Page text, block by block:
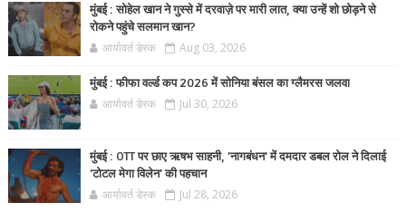
मुंबई : सोहेल खान ने गुस्से में दरवाज़े पर मारी लात, क्या उन्हें शो छोड़ने से
रोकने पहुंचे सलमान खान?
आर्यावर्त डेस्क Aug 03, 2026
मुंबई : फीफा वर्ल्ड कप 2026 में सोनिया बंसल का ग्लैमरस जलवा
आर्यावर्त डेस्क Jul 30, 2026
मुंबई : OTT पर छाए ऋषभ साहनी, 'नागबंधन' में दमदार डबल रोल ने दिलाई
'टोटल मेगा विलेन' की पहचान
आर्यावर्त डेस्क Jul 28, 2026